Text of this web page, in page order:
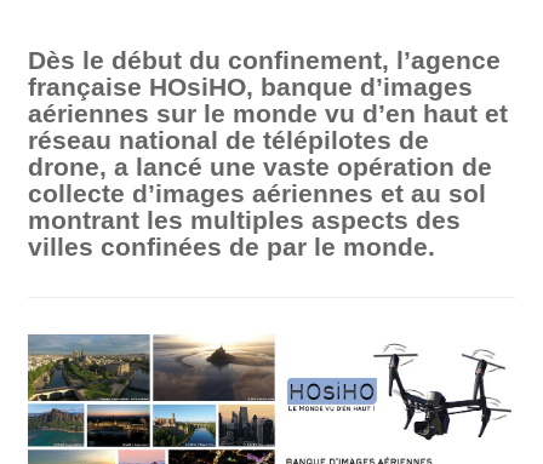
Dès le début du confinement, l’agence
française HOsiHO, banque d’images
aériennes sur le monde vu d’en haut et
réseau national de télépilotes de
drone, a lancé une vaste opération de
collecte d’images aériennes et au sol
montrant les multiples aspects des
villes confinées de par le monde.